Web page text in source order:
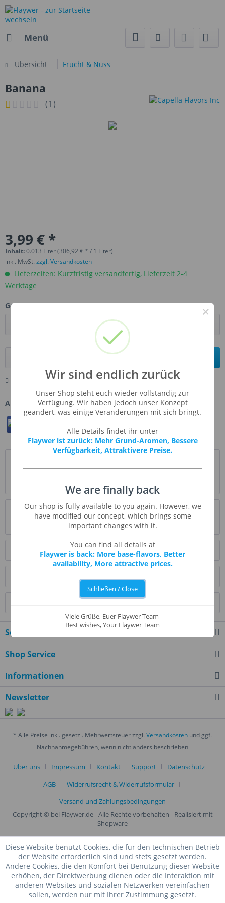
Menü
Übersicht Frucht & Nuss
Banana
(1 )
3,99 € *
Inhalt:0.013 Liter (306,92 € * / 1 Liter)
inkl. MwSt. zzgl. Versandkosten
Lieferzeiten: Kurzfristig versandfertig, Lieferzeit 2-4
Werktage
Gebinde:
In den
Bewerten Fragen zum Artikel
Artikel-Nr.: CAF-BANANA
verschiedenen Beeren- und Nusssorten.
mehr
Bewertungen
1
Bewertungen lesen, schreiben und diskutieren...
Ähnliche Artikel
Service Hotline
Shop Service
Informationen
Newsletter
* Alle Preise inkl. gesetzl. Mehrwertsteuer zzgl. Versandkosten und ggf.
Nachnahmegebühren, wenn nicht anders beschrieben
Über uns Impressum Kontakt Support
Datenschutz
AGB
Widerrufsrecht & Widerrufsformular
Versand und Zahlungsbedingungen
Copyright © bei Flaywer.de - Alle Rechte vorbehalten - Realisiert mit
Shopware
Diese Website benutzt Cookies, die für den technischen Betrieb
der Website erforderlich sind und stets gesetzt werden.
Andere Cookies, die den Komfort bei Benutzung dieser Website
erhöhen, der Direktwerbung dienen oder die Interaktion mit
anderen Websites und sozialen Netzwerken vereinfachen
sollen, werden nur mit Ihrer Zustimmung gesetzt.
×
Wir sind endlich zurück
Unser Shop steht euch wieder vollständig zur
Verfügung. Wir haben jedoch unser Konzept
geändert, was einige Veränderungen mit sich bringt.
Alle Details findet ihr unter
Flaywer ist zurück: Mehr Grund-Aromen, Bessere
Verfügbarkeit, Attraktivere Preise.
We are finally back
Our shop is fully available to you again. However, we
have modified our concept, which brings some
important changes with it.
You can find all details at
Flaywer is back: More base-flavors, Better
availability, More attractive prices.
Schließen / Close
Viele Grüße, Euer Flaywer Team
Best wishes, Your Flaywer Team